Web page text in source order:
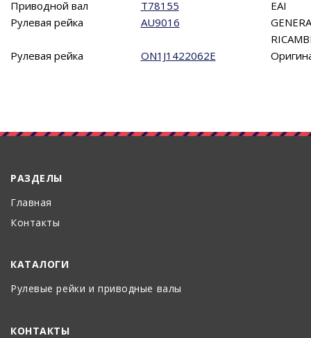
Приводной вал
T78155
EAI
Рулевая рейка
AU9016
Рулевая рейка
ON1J1422062E
РАЗДЕЛЫ
Главная
Контакты
КАТАЛОГИ
Рулевые рейки и приводные валы
КОНТАКТЫ